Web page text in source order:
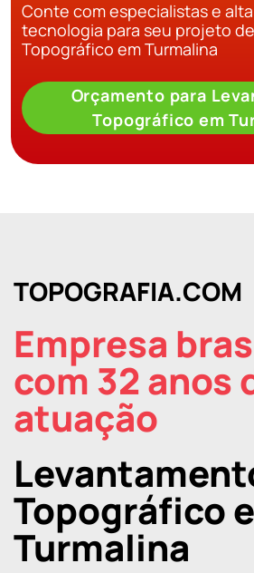
Conte com especialistas e alta
tecnologia para seu projeto
Topográfico em Turmalina
Orçamento para
Topográfico em
TOPOGRAFIA.COM
Empresa
com 32 anos
atuação
Topográfico
Turmalina